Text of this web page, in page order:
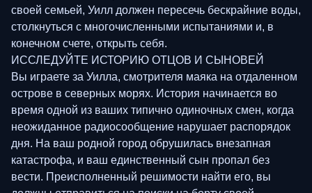
своей семьей, Уилл должен пересечь бескрайние воды,
столкнуться с многочисленными испытаниями и, в
конечном счете, открыть себя.
ИССЛЕДУЙТЕ ИСТОРИЮ ОТЦОВ И СЫНОВЕЙ
Вы играете за Уилла, смотрителя маяка на отдаленном
острове в северных морях. История начинается во
время одной из ваших типично одиночных смен, когда
неожиданное радиосообщение нарушает распорядок
дня. На ваш родной город обрушилась внезапная
катастрофа, и ваш единственный сын пропал без
вести. Преисполненный решимости найти его, вы